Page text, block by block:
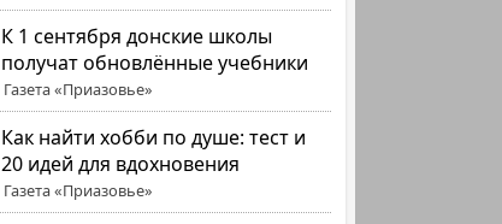
К 1 сентября донские школы
получат обновлённые учебники
Газета «Приазовье»
Как найти хобби по душе: тест и
20 идей для вдохновения
Газета «Приазовье»